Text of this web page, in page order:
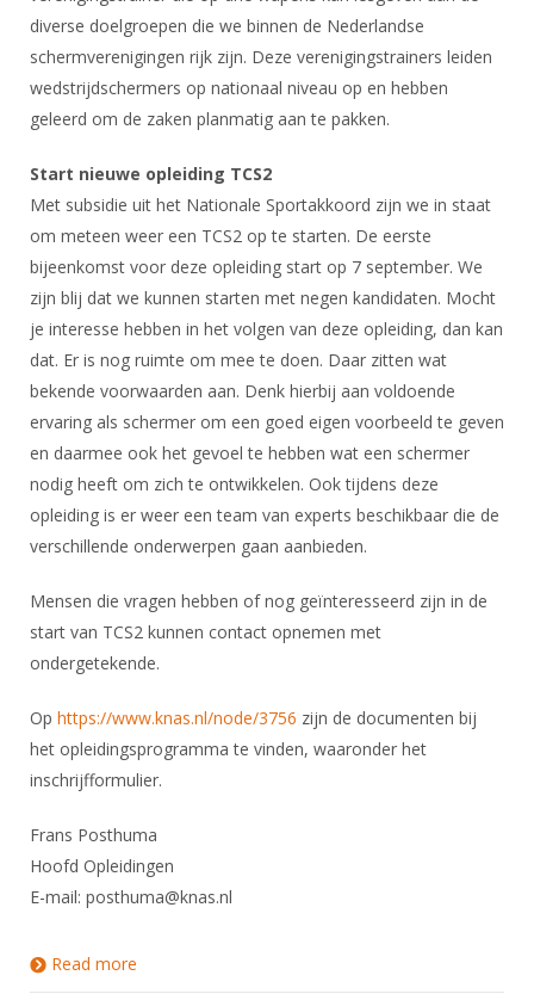
diverse doelgroepen die we binnen de Nederlandse
schermverenigingen rijk zijn. Deze verenigingstrainers leiden
wedstrijdschermers op nationaal niveau op en hebben
geleerd om de zaken planmatig aan te pakken.
Start nieuwe opleiding TCS2
Met subsidie uit het Nationale Sportakkoord zijn we in staat
om meteen weer een TCS2 op te starten. De eerste
bijeenkomst voor deze opleiding start op 7 september. We
zijn blij dat we kunnen starten met negen kandidaten. Mocht
je interesse hebben in het volgen van deze opleiding, dan kan
dat. Er is nog ruimte om mee te doen. Daar zitten wat
bekende voorwaarden aan. Denk hierbij aan voldoende
ervaring als schermer om een goed eigen voorbeeld te geven
en daarmee ook het gevoel te hebben wat een schermer
nodig heeft om zich te ontwikkelen. Ook tijdens deze
opleiding is er weer een team van experts beschikbaar die de
verschillende onderwerpen gaan aanbieden.
Mensen die vragen hebben of nog geïnteresseerd zijn in de
start van TCS2 kunnen contact opnemen met
ondergetekende.
Op https://www.knas.nl/node/3756 zijn de documenten bij
het opleidingsprogramma te vinden, waaronder het
inschrijfformulier.
Frans Posthuma
Hoofd Opleidingen
E-mail: posthuma@knas.nl
Read more